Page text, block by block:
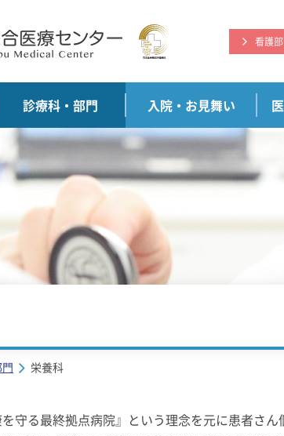
看護
診療科・部門 入院・お見舞い
栄養科
を守る最終拠点病院』という理念を元に患者さ